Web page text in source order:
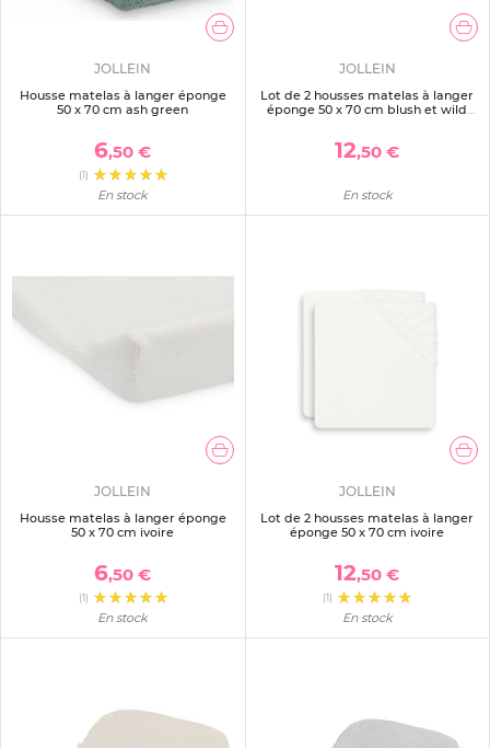
JOLLEIN
Housse matelas à langer éponge
50 x 70 cm ash green
6,50 €
(1)
En stock
JOLLEIN
Lot de 2 housses matelas à langer
éponge 50 x 70 cm blush et wild
12,50 €
En stock
JOLLEIN
Housse matelas à langer éponge
50 x 70 cm ivoire
6,50 €
(1)
En stock
JOLLEIN
Lot de 2 housses matelas à langer
éponge 50 x 70 cm ivoire
12,50 €
(1)
En stock